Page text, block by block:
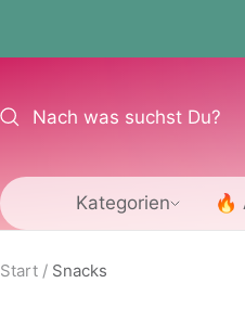
Kategorien 🔥
Start Snacks